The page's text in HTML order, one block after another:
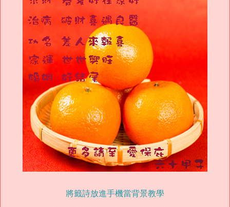
將籤詩放進手機當背景教學